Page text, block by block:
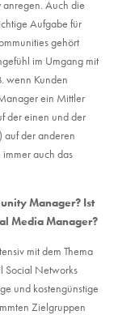
Auch die
Aufgabe für
gehört
im Umgang mit
wenn Kunden
ein Mittler
der einen und der
auf der anderen
auch das
Manager? Ist
Media Manager?
mit dem Thema
Social Networks
und kostengünstige
Zielgruppen